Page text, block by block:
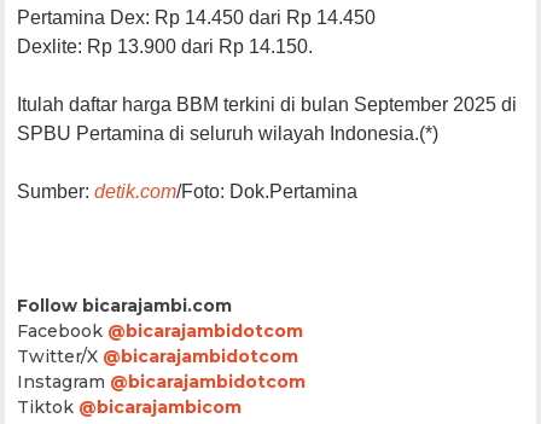
Pertamina Dex: Rp 14.450 dari Rp 14.450
Dexlite: Rp 13.900 dari Rp 14.150.
Itulah daftar harga BBM terkini di bulan September 2025 di
SPBU Pertamina di seluruh wilayah Indonesia.(*)
Sumber:detik.com/Foto: Dok.Pertamina
Follow bicarajambi.com
Facebook @bicarajambidotcom
Twitter/X @bicarajambidotcom
Instagram @bicarajambidotcom
Tiktok @bicarajambicom